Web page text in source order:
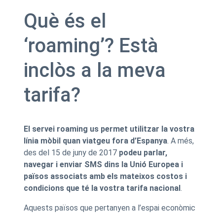
Què és el
‘roaming’? Està
inclòs a la meva
tarifa?
El servei roaming us permet utilitzar la vostra
línia mòbil quan viatgeu fora d’Espanya. A més,
des del 15 de juny de 2017 podeu parlar,
navegar i enviar SMS dins la Unió Europea i
països associats amb els mateixos costos i
condicions que té la vostra tarifa nacional.
Aquests països que pertanyen a l’espai econòmic